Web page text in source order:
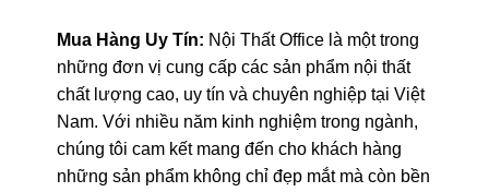
Mua Hàng Uy Tín: Nội Thất Office là một trong
những đơn vị cung cấp các sản phẩm nội thất
chất lượng cao, uy tín và chuyên nghiệp tại Việt
Nam. Với nhiều năm kinh nghiệm trong ngành,
chúng tôi cam kết mang đến cho khách hàng
những sản phẩm không chỉ đẹp mắt mà còn bền